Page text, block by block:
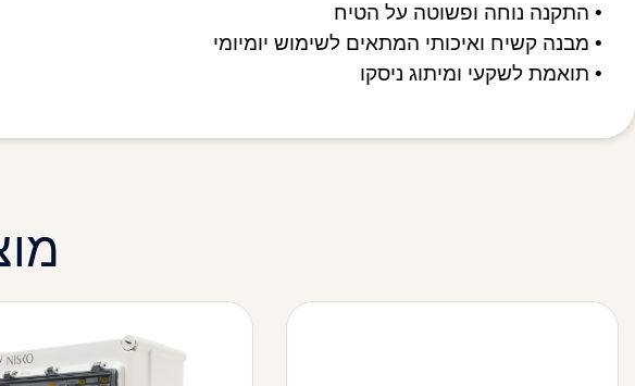
• התקנה נוחה ופשוטה על הטיח
• מבנה קשיח ואיכותי המתאים לשימוש יומיומי
• תואמת לשקעי ומיתוג ניסקו